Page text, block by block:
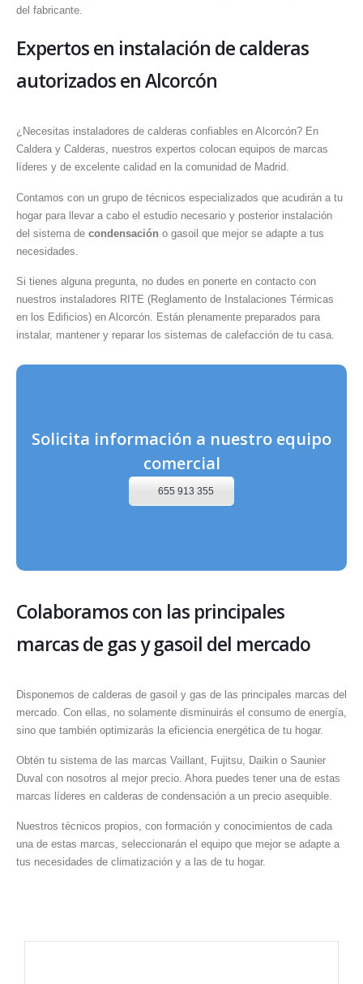
del fabricante.
Expertos en instalación de calderas
autorizados en Alcorcón
¿Necesitas instaladores de calderas confiables en Alcorcón? En
Caldera y Calderas, nuestros expertos colocan equipos de marcas
líderes y de excelente calidad en la comunidad de Madrid.
Contamos con un grupo de técnicos especializados que acudirán a tu
hogar para llevar a cabo el estudio necesario y posterior instalación
del sistema de condensación o gasoil que mejor se adapte a tus
necesidades.
Si tienes alguna pregunta, no dudes en ponerte en contacto con
nuestros instaladores RITE (Reglamento de Instalaciones Térmicas
en los Edificios) en Alcorcón. Están plenamente preparados para
instalar, mantener y reparar los sistemas de calefacción de tu casa.
Solicita información a nuestro equipo
comercial
655 913 355
Colaboramos con las principales
marcas de gas y gasoil del mercado
Disponemos de calderas de gasoil y gas de las principales marcas del
mercado. Con ellas, no solamente disminuirás el consumo de energía,
sino que también optimizarás la eficiencia energética de tu hogar.
Obtén tu sistema de las marcas Vaillant, Fujitsu, Daikin o Saunier
Duval con nosotros al mejor precio. Ahora puedes tener una de estas
marcas líderes en calderas de condensación a un precio asequible.
Nuestros técnicos propios, con formación y conocimientos de cada
una de estas marcas, seleccionarán el equipo que mejor se adapte a
tus necesidades de climatización y a las de tu hogar.